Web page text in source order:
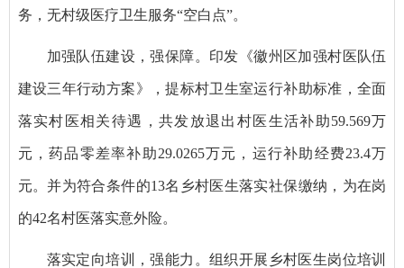
务，无村级医疗卫生服务“空白点”。
加强队伍建设，强保障。印发《徽州区加强村医队伍
建设三年行动方案》，提标村卫生室运行补助标准，全面
落实村医相关待遇，共发放退出村医生活补助59.569万
元，药品零差率补助29.0265万元，运行补助经费23.4万
元。并为符合条件的13名乡村医生落实社保缴纳，为在岗
的42名村医落实意外险。
落实定向培训，强能力。组织开展乡村医生岗位培训